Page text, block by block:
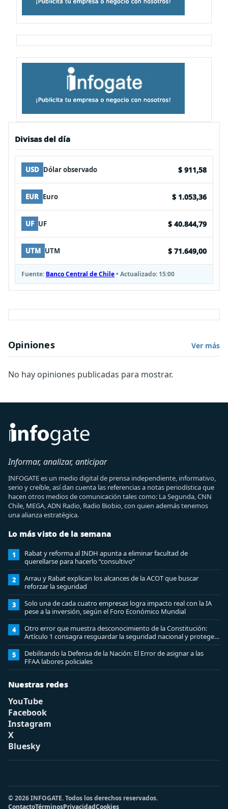
Divisas del día
USD Dólar observado $ 911,58
EUR Euro $ 1.053,36
UF UF $ 40.844,79
UTM UTM $ 71.649,00
Fuente: Banco Central de Chile• Actualizado: 15:00
Opiniones Ver más
No hay opiniones publicadas para mostrar.
Informar, analizar, anticipar
INFOGATE es un medio digital de prensa independiente, informativo,
serio y creíble, así dan cuenta las referencias a notas periodística que
hacen otros medios de comunicación tales como: La Segunda, CNN
Chile, MEGA, ADN Radio, Radio Biobio, con quien además tenemos
una alianza estratégica.
Lo más visto de la semana
1
Rabat y reforma al INDH apunta a eliminar facultad de
querellarse para hacerlo “consultivo”
2
Arrau y Rabat explican los alcances de la ACOT que buscar
reforzar la seguridad
3
Solo una de cada cuatro empresas logra impacto real con la IA
pese a la inversión, según el Foro Económico Mundial
4
Otro error que muestra desconocimiento de la Constitución:
Artículo 1 consagra resguardar la seguridad nacional y proteger
a los ciudadanos
5
Debilitando la Defensa de la Nación: El Error de asignar a las
FFAA labores policiales
Nuestras redes
YouTube
Facebook
Instagram
X
Bluesky
© 2026 INFOGATE. Todos los derechos reservados.
ContactoTérminosPrivacidadCookies